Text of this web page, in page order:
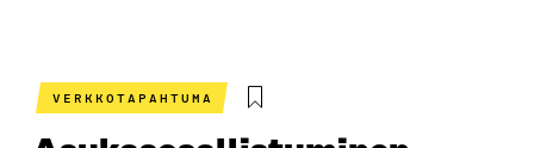
VERKKOTAPAHTUMA